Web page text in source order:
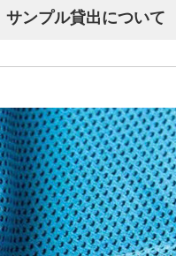
サンプル貸出について